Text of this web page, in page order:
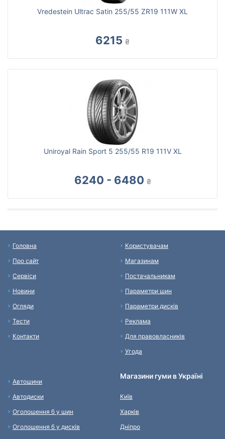
Vredestein Ultrac Satin 255/55 ZR19 111W XL
6215 ₴
Uniroyal Rain Sport 5 255/55 R19 111V XL
6240 - 6480 ₴
Головна
Про сайт
Сервіси
Новини
Огляди
Тести
Контакти
Користувачам
Магазинам
Постачальникам
Параметри шин
Параметри дисків
Реклама
Для правовласників
Угода
Автошини
Автодиски
Оголошення б у шин
Оголошення б у дисків
Магазини гуми в Україні
Київ
Харків
Дніпро